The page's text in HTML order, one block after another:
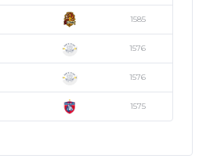
1585
1576
1576
1575